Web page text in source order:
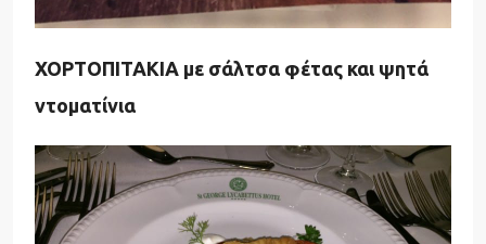
ΧΟΡΤΟΠΙΤΑΚΙΑ με σάλτσα φέτας και ψητά
ντοματίνια